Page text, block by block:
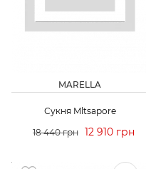
MARELLA
Сукня Mltsapore
18 440 грн 12 910 грн